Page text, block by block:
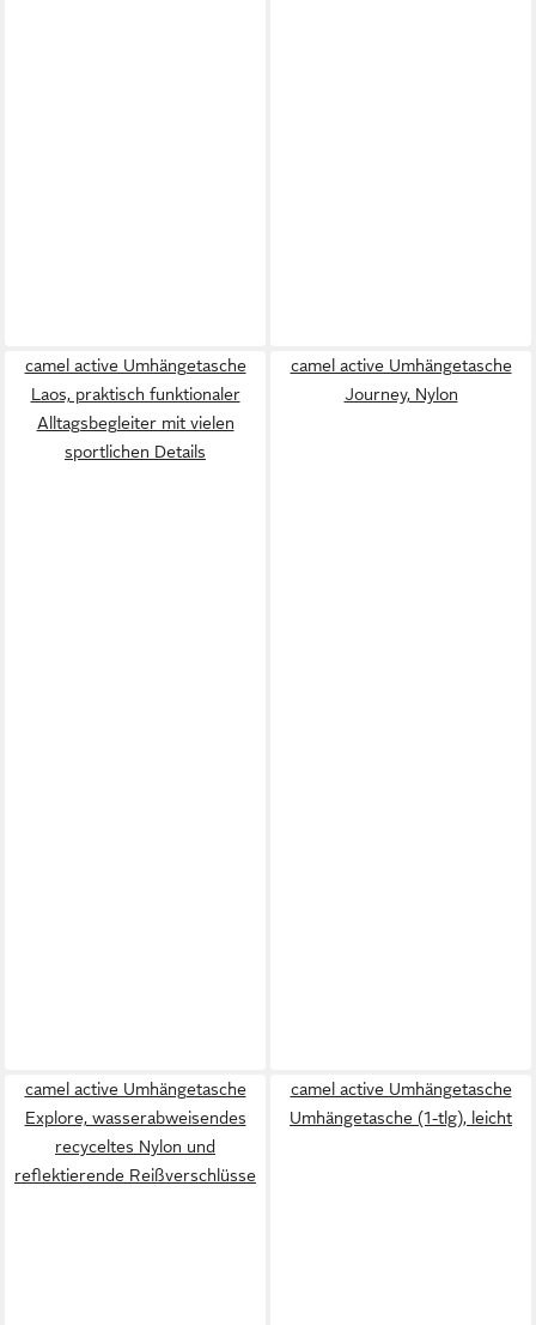
camel active Umhängetasche
Laos, praktisch funktionaler
Alltagsbegleiter mit vielen
sportlichen Details
camel active Umhängetasche
Journey, Nylon
camel active Umhängetasche
Explore, wasserabweisendes
recyceltes Nylon und
reflektierende Reißverschlüsse
camel active Umhängetasche
Umhängetasche (1-tlg), leicht